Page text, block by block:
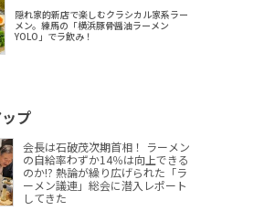
隠れ家的新店で楽しむクラシカル家系ラー
メン。練馬の「横浜豚骨醤油ラーメン
YOLO」でラ飲み！
プ
会長は石破茂次期首相！ ラーメン
の自給率わずか14％は向上できる
のか!? 熱論が繰り広げられた「ラ
ーメン議連」総会に潜入レポート
してきた